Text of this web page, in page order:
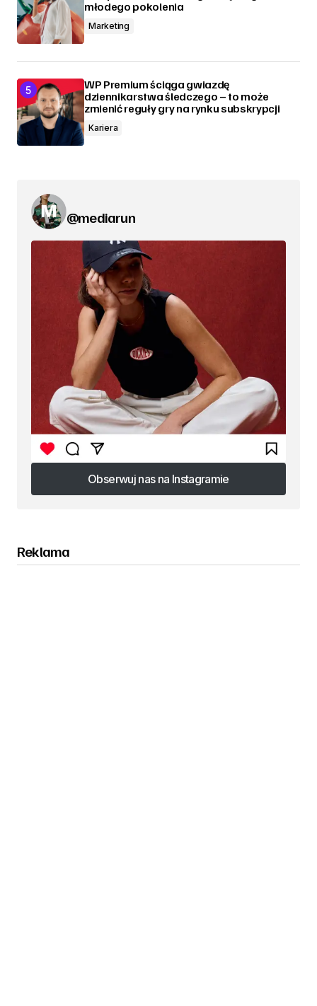
młodego pokolenia
Marketing
WP Premium ściąga gwiazdę
dziennikarstwa śledczego – to może
zmienić reguły gry na rynku subskrypcji
Kariera
@mediarun
Obserwuj nas na Instagramie
Obserwuj nas na Instagramie
Reklama